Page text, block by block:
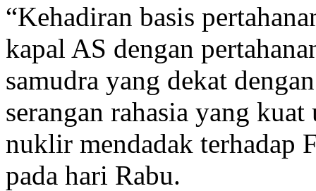
“Kehadiran basis
kapal AS dengan
samudra yang dekat
serangan rahasia yang
nuklir mendadak terhadap
pada hari Rabu.